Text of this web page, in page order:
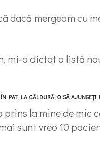
dacă mergeam cu
mi-a dictat o listă
PAT, LA CĂLDURĂ, O SĂ AJUNGEȚI
la mine de mic
sunt vreo 10